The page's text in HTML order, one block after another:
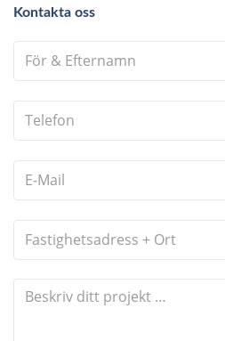
Kontakta oss